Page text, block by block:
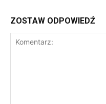
ZOSTAW ODPOWIEDŹ